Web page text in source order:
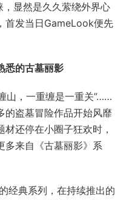
显然是久久萦绕外界心
首发当日GameLook便先
悉的古墓丽影
山，一重缠是一重关”……
的盗墓冒险作品开始风靡
还停在小圈子狂欢时，
多来自《古墓丽影》系
经典系列，在持续推出的